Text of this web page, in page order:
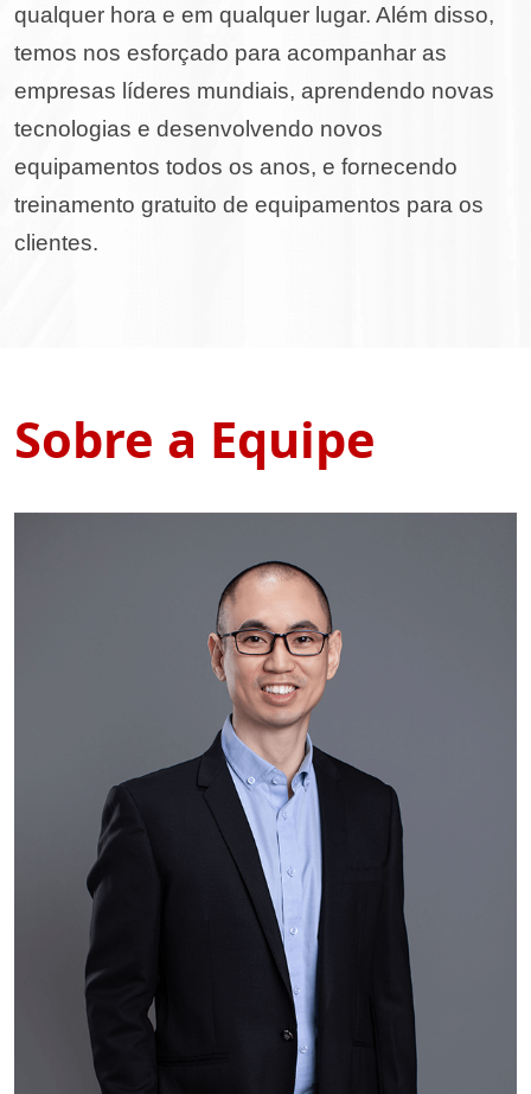
qualquer hora e em qualquer lugar. Além disso,
temos nos esforçado para acompanhar as
empresas líderes mundiais, aprendendo novas
tecnologias e desenvolvendo novos
equipamentos todos os anos, e fornecendo
treinamento gratuito de equipamentos para os
clientes.
Sobre a Equipe